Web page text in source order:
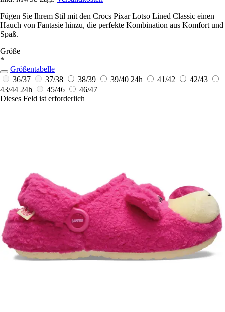
Fügen Sie Ihrem Stil mit den Crocs Pixar Lotso Lined Classic einen
Hauch von Fantasie hinzu, die perfekte Kombination aus Komfort und
Spaß.
Größe
*
Größentabelle
36/37
37/38 38/39 39/40 24h 41/42
42/43
43/44 24h 45/46
46/47
Dieses Feld ist erforderlich